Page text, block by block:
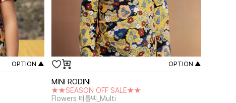
OPTION ▲ OPTION ▲
MINI RODINI
★★SEASON OFF SALE★★
Flowers 터틀넥_Multi